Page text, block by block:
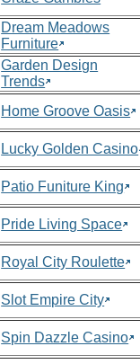
Dream Meadows
Furniture
Garden Design
Trends
Home Groove Oasis
Lucky Golden Casino
Patio Funiture King
Pride Living Space
Royal City Roulette
Slot Empire City
Spin Dazzle Casino